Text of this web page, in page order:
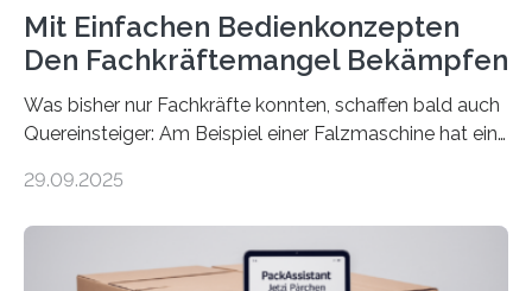
Mit Einfachen Bedienkonzepten
Den Fachkräftemangel Bekämpfen
Was bisher nur Fachkräfte konnten, schaffen bald auch
Quereinsteiger: Am Beispiel einer Falzmaschine hat ein
Mensch-Maschine-Schnittstelle so sehr vereinfacht,
Die zugrunde liegende Methodik lässt sich auf alle
anderen Maschinen übertragen. Eine Falzmaschine
29.09.2025